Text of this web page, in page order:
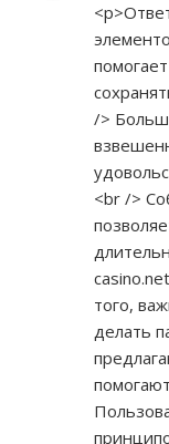
/>
<br />
того,
делать